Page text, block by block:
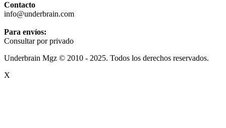
Contacto
info@underbrain.com
Para envíos:
Consultar por privado
Underbrain Mgz © 2010 - 2025. Todos los derechos reservados.
X